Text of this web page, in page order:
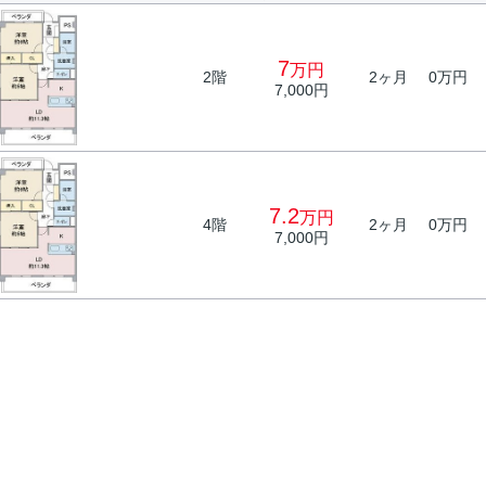
2階 7万円
7,000円
2ヶ月 0万円
4階 7.2万円
7,000円
2ヶ月 0万円